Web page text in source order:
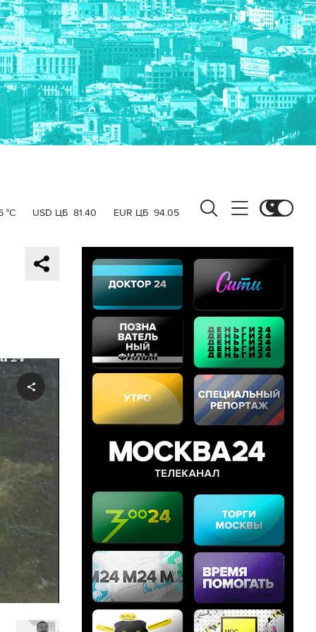
°C USD ЦБ 81.40 EUR ЦБ 94.05
Share